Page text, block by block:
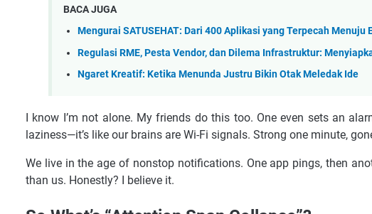
BACA JUGA
Mengurai SATUSEHAT: Dari 400 Aplikasi yang Terpecah Menuju
Regulasi RME, Pesta Vendor, dan Dilema Infrastruktur:
Ngaret Kreatif: Ketika Menunda Justru Bikin Otak Meledak Ide
I know I’m not alone. My friends do this too. One even sets an
laziness—it’s like our brains are Wi-Fi signals. Strong one minute,
We live in the age of nonstop notifications. One app pings, then
than us. Honestly? I believe it.